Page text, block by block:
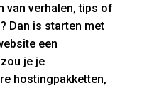
van verhalen, tips of
Dan is starten met
een
je je
hostingpakketten,